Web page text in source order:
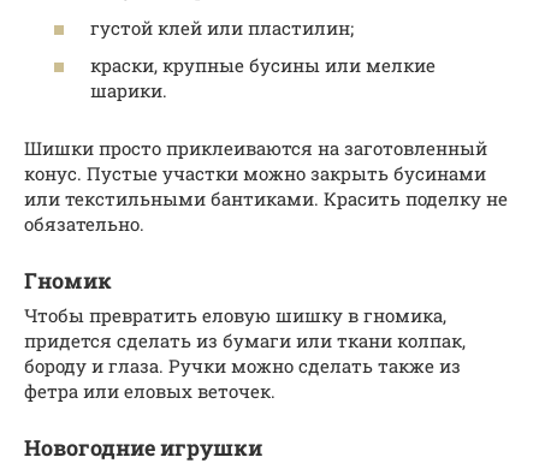
густой клей или пластилин;
краски, крупные бусины или мелкие
шарики.
Шишки просто приклеиваются на заготовленный
конус. Пустые участки можно закрыть бусинами
или текстильными бантиками. Красить поделку не
обязательно.
Гномик
Чтобы превратить еловую шишку в гномика,
придется сделать из бумаги или ткани колпак,
бороду и глаза. Ручки можно сделать также из
фетра или еловых веточек.
Новогодние игрушки